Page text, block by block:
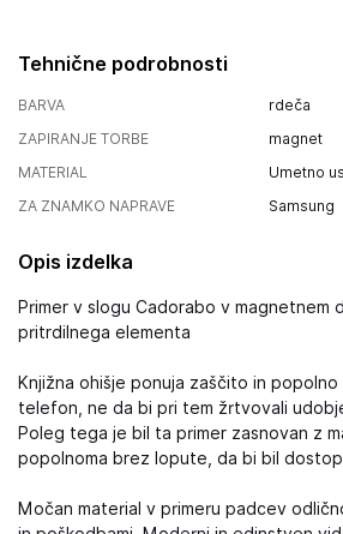
Tehnične podrobnosti
BARVA
rdeča
ZAPIRANJE TORBE
magnet
MATERIAL
Umetno
ZA ZNAMKO NAPRAVE
Samsung
Opis izdelka
Primer v slogu Cadorabo v magnetnem
pritrdilnega elementa
Knjižna ohišje ponuja zaščito in
telefon, ne da bi pri tem žrtvovali
Poleg tega je bil ta primer zasnovan z
popolnoma brez lopute, da bi bil
Močan material v primeru padcev